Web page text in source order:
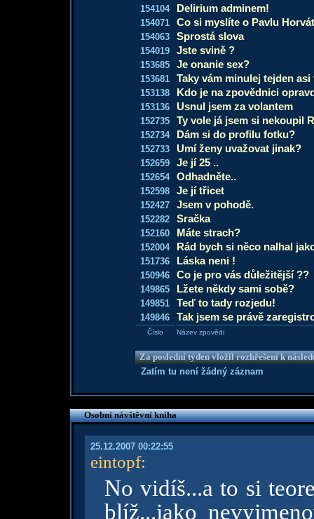
154104 Delirium adminem!
154071 Co si myslíte o Pavlu
154063 Sprostá slova
154019 Jste svině ?
153685 Je onanie sex?
153681 Taky vám minulej tejden asi
153138 Kdo je na zpovědnici
153136 Usnul jsem za volantem
152735 Ty vole já jsem si nekoupil
152734 Dám si do profilu fotku?
152733 Umí ženy uvažovat jinak?
152659 Je jí 25 ..
152654 Odhadněte..
152598 Je jí třicet
152427 Jsem v pohodě.
152282 Sračka
152160 Máte strach?
152004 Rád bych si něco nalhal
151736 Láska neni !
150946 Co je pro vás důležitější ??
149865 Lžete někdy sami sobě?
149851 Teď to tady rozjedu!
149846 Tak jsem se právě
Číslo Název zpovědi
Za poslední týden vložil rozhřešení k
Zatím tu není žádný záznam
Osobní návštěvní kniha
25.12.2007 00:22:55
eintopf:
No vidíš...a to si
blíž...jako